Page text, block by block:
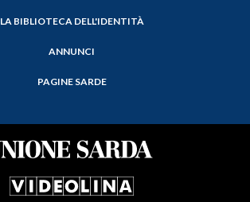
LA BIBLIOTECA DELL'IDENTITÀ
ANNUNCI
PAGINE SARDE